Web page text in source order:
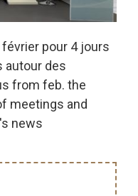
pour 4 jours
autour des
from feb. the
meetings and
news